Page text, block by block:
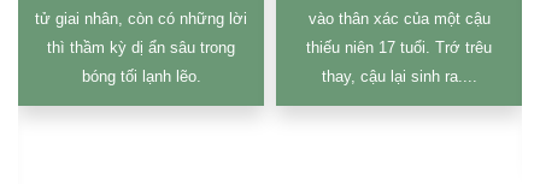
vào thân xác của một cậu
thiếu niên 17 tuổi. Trớ trêu
thay, cậu lại sinh ra....
không còn lối thoát. Trong
khoảnh khắc cuối cùng khi
gieo mình xuống hồ nước lạnh
giá để tìm giải thoát, anh